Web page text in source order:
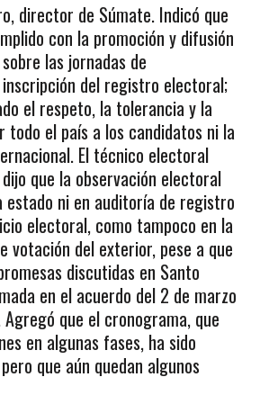
director de Súmate. Indicó que
con la promoción y difusión
las jornadas de
del registro electoral;
el respeto, la tolerancia y la
todo el país a los candidatos ni la
El técnico electoral
que la observación electoral
estado ni en auditoría de registro
electoral, como tampoco en la
votación del exterior, pese a que
discutidas en Santo
en el acuerdo del 2 de marzo
que el cronograma, que
en algunas fases, ha sido
que aún quedan algunos